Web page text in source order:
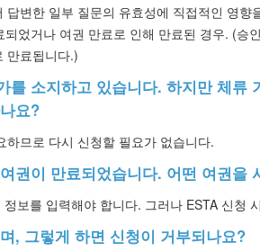
변한 일부 질문의 유효성에 직접적인 영향
었거나 여권 만료로 인해 만료된 경우. (
만료됩니다.)
를 소지하고 있습니다. 하지만 체
요?
하므로 다시 신청할 필요가 없습니다.
권이 만료되었습니다. 어떤 여권을
보를 입력해야 합니다. 그러나 ESTA 신청
, 그렇게 하면 신청이 거부되나요?